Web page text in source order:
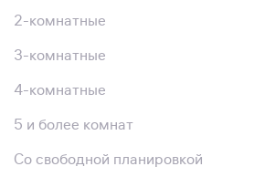
2-комнатные
3-комнатные
4-комнатные
5 и более комнат
Со свободной планировкой